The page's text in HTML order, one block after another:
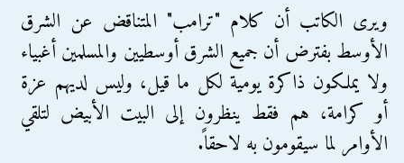
ويرى الكاتب أن كلام "ترامب" المتناقض عن الشرق
الأوسط بفترض أن جميع الشرق أوسطيين والمسلمين أغبياء
ولا يملكون ذاكرة يومية لكل ما قيل، وليس لديهم عزة
أو كرامة، هم فقط ينظرون إلى البيت الأبيض لتلقي
الأوامر لما سيقومون به لاحقاً.